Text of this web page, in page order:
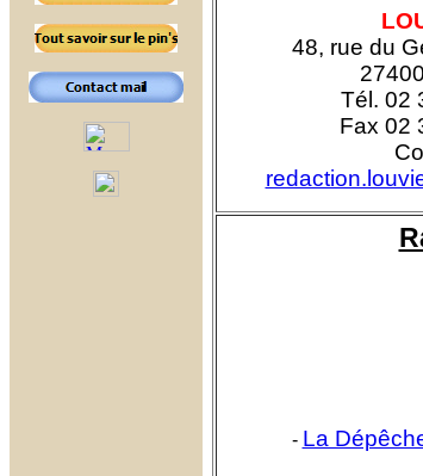
48, rue du
Tél. 02
Fax 02
- La